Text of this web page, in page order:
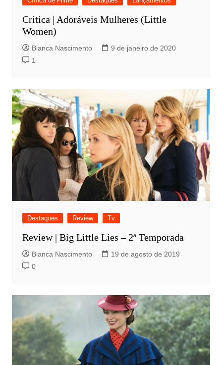
Crítica | Adoráveis Mulheres (Little
Women)
Bianca Nascimento
9 de janeiro de 2020
1
Destaques Review Tv
Review | Big Little Lies – 2ª Temporada
Bianca Nascimento
19 de agosto de 2019
0